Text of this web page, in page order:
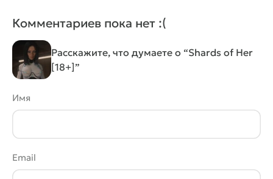
Комментариев пока нет :(
Расскажите, что думаете о “Shards of Her
[18+]”
Имя
Email